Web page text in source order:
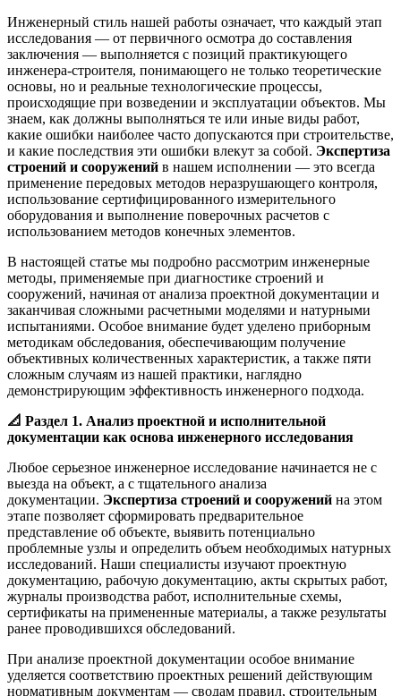
Инженерный стиль нашей работы означает, что каждый этап
исследования — от первичного осмотра до составления
заключения — выполняется с позиций практикующего
инженера-строителя, понимающего не только теоретические
основы, но и реальные технологические процессы,
происходящие при возведении и эксплуатации объектов. Мы
знаем, как должны выполняться те или иные виды работ,
какие ошибки наиболее часто допускаются при строительстве,
и какие последствия эти ошибки влекут за собой. Экспертиза
строений и сооружений в нашем исполнении — это всегда
применение передовых методов неразрушающего контроля,
использование сертифицированного измерительного
оборудования и выполнение поверочных расчетов с
использованием методов конечных элементов.
В настоящей статье мы подробно рассмотрим инженерные
методы, применяемые при диагностике строений и
сооружений, начиная от анализа проектной документации и
заканчивая сложными расчетными моделями и натурными
испытаниями. Особое внимание будет уделено приборным
методикам обследования, обеспечивающим получение
объективных количественных характеристик, а также пяти
сложным случаям из нашей практики, наглядно
демонстрирующим эффективность инженерного подхода.
📐 Раздел 1. Анализ проектной и исполнительной
документации как основа инженерного исследования
Любое серьезное инженерное исследование начинается не с
выезда на объект, а с тщательного анализа
документации. Экспертиза строений и сооружений на этом
этапе позволяет сформировать предварительное
представление об объекте, выявить потенциально
проблемные узлы и определить объем необходимых натурных
исследований. Наши специалисты изучают проектную
документацию, рабочую документацию, акты скрытых работ,
журналы производства работ, исполнительные схемы,
сертификаты на примененные материалы, а также результаты
ранее проводившихся обследований.
При анализе проектной документации особое внимание
уделяется соответствию проектных решений действующим
нормативным документам — сводам правил, строительным